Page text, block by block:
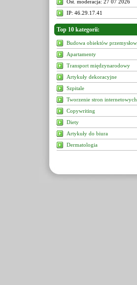
Ost. moderacja: 27 07 2026
IP: 46.29.17.41
Top 10 kategorii:
Budowa obiektów
Apartamenty
Transport międzynarodowy
Artykuły dekoracyjne
Szpitale
Tworzenie stron internetowych
Copywriting
Diety
Artykuły do biura
Dermatologia